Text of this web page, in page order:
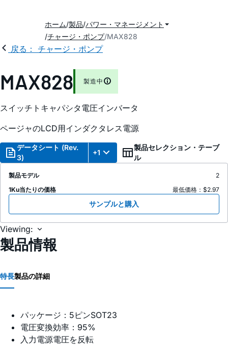
ホーム 製品 パワー・マネージメント
チャージ・ポンプ MAX828
戻る： チャージ・ポンプ
MAX828 製造中
スイッチトキャパシタ電圧インバータ
ページャのLCD用インダクタレス電源
データシート (Rev.
3)
+1
製品セレクション・テーブ
ル
製品モデル
2
1Ku当たりの価格
最低価格：$2.97
サンプルと購入
Viewing:
製品情報
特長製品の詳細
パッケージ：5ピンSOT23
電圧変換効率：95%
入力電源電圧を反転